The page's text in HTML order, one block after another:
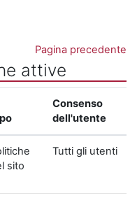
Pagina precedente
attive
Consenso
dell'utente
sito
Tutti gli utenti